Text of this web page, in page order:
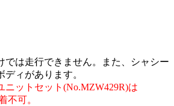
は走行できません。また、シャシー
ィがあります。
ットセット(No.MZW429R)は
不可。